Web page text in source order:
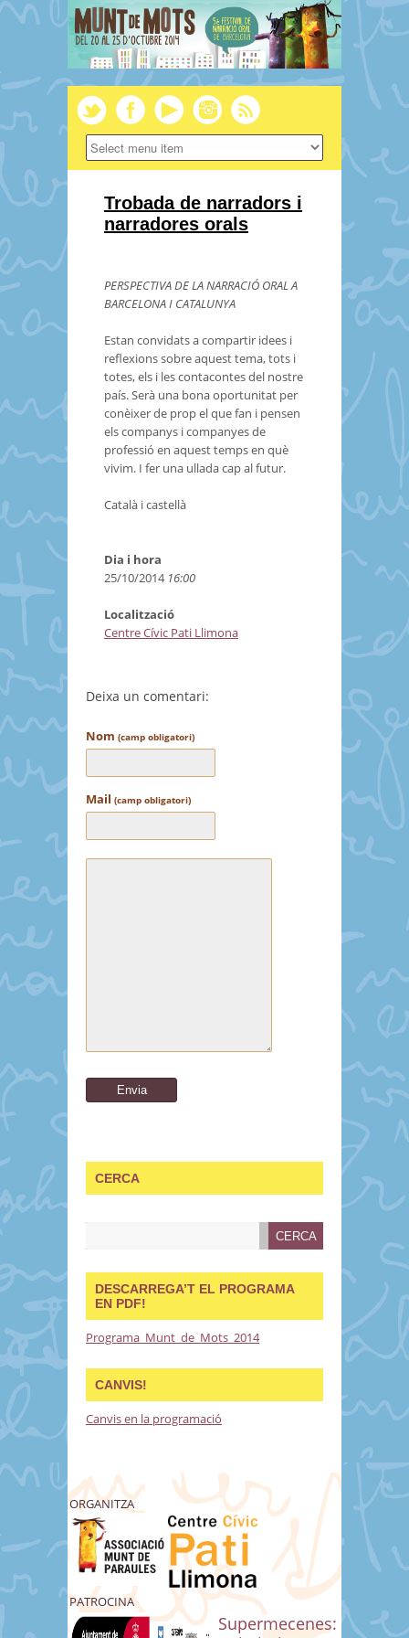
Trobada de narradors i
narradores orals
PERSPECTIVA DE LA NARRACIÓ ORAL A
BARCELONA I CATALUNYA
Estan convidats a compartir idees i
reflexions sobre aquest tema, tots i
totes, els i les contacontes del nostre
país. Serà una bona oportunitat per
conèixer de prop el que fan i pensen
els companys i companyes de
professió en aquest temps en què
vivim. I fer una ullada cap al futur.
Català i castellà
Dia i hora
25/10/2014 16:00
Localització
Centre Cívic Pati Llimona
Deixa un comentari:
Nom (camp obligatori)
Mail (camp obligatori)
CERCA
DESCARREGA’T EL PROGRAMA
EN PDF!
Programa_Munt_de_Mots_2014
CANVIS!
Canvis en la programació
ORGANITZA
PATROCINA
Supermecenes: